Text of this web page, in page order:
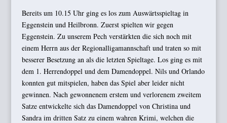
Bereits um 10.15 Uhr ging es los zum Auswärtsspieltag in
Eggenstein und Heilbronn. Zuerst spielten wir gegen
Eggenstein. Zu unserem Pech verstärkten die sich noch mit
einem Herrn aus der Regionalligamannschaft und traten so mit
besserer Besetzung an als die letzten Spieltage. Los ging es mit
dem 1. Herrendoppel und dem Damendoppel. Nils und Orlando
konnten gut mitspielen, haben das Spiel aber leider nicht
gewinnen. Nach gewonnenem erstem und verlorenem zweitem
Satze entwickelte sich das Damendoppel von Christina und
Sandra im dritten Satz zu einem wahren Krimi, welchen die